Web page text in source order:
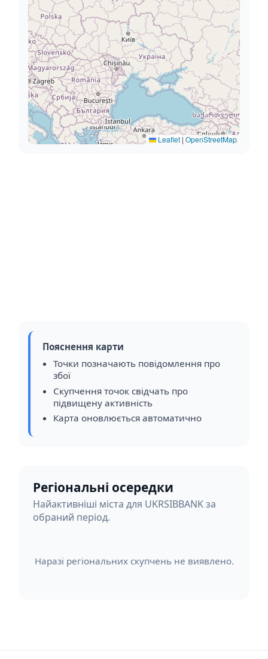
Leaflet | OpenStreetMap
Пояснення карти
Точки позначають повідомлення про
збої
Скупчення точок свідчать про
підвищену активність
Карта оновлюється автоматично
Регіональні осередки
Найактивніші міста для UKRSIBBANK за
обраний період.
Наразі регіональних скупчень не виявлено.